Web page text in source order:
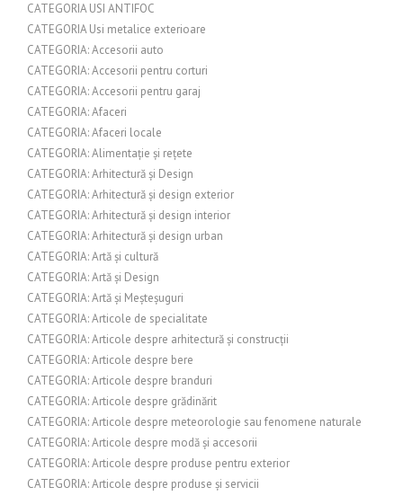
CATEGORIA USI ANTIFOC
CATEGORIA Usi metalice exterioare
CATEGORIA: Accesorii auto
CATEGORIA: Accesorii pentru corturi
CATEGORIA: Accesorii pentru garaj
CATEGORIA: Afaceri
CATEGORIA: Afaceri locale
CATEGORIA: Alimentație și rețete
CATEGORIA: Arhitectură și Design
CATEGORIA: Arhitectură și design exterior
CATEGORIA: Arhitectură și design interior
CATEGORIA: Arhitectură și design urban
CATEGORIA: Artă și cultură
CATEGORIA: Artă și Design
CATEGORIA: Artă și Meșteșuguri
CATEGORIA: Articole de specialitate
CATEGORIA: Articole despre arhitectură și construcții
CATEGORIA: Articole despre bere
CATEGORIA: Articole despre branduri
CATEGORIA: Articole despre grădinărit
CATEGORIA: Articole despre meteorologie sau fenomene naturale
CATEGORIA: Articole despre modă și accesorii
CATEGORIA: Articole despre produse pentru exterior
CATEGORIA: Articole despre produse și servicii